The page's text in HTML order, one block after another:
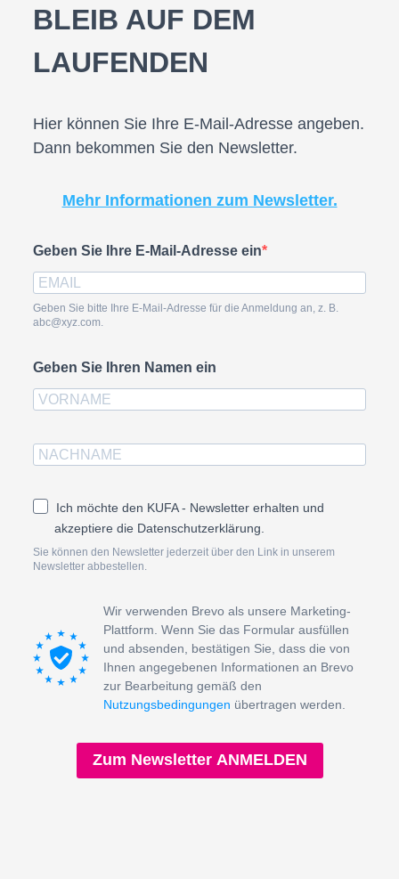
BLEIB AUF DEM
LAUFENDEN
Hier können Sie Ihre E-Mail-Adresse angeben.
Dann bekommen Sie den Newsletter.
Mehr Informationen zum Newsletter.
Geben Sie Ihre E-Mail-Adresse ein
Geben Sie bitte Ihre E-Mail-Adresse für die Anmeldung an, z. B.
abc@xyz.com.
Geben Sie Ihren Namen ein
Ich möchte den KUFA - Newsletter erhalten und
akzeptiere die Datenschutzerklärung.
Sie können den Newsletter jederzeit über den Link in unserem
Newsletter abbestellen.
Wir verwenden Brevo als unsere Marketing-
Plattform. Wenn Sie das Formular ausfüllen
und absenden, bestätigen Sie, dass die von
Ihnen angegebenen Informationen an Brevo
zur Bearbeitung gemäß den
Nutzungsbedingungen übertragen werden.
Zum Newsletter ANMELDEN